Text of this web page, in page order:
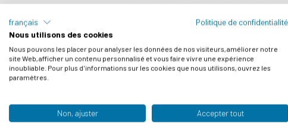
sous le charme de cet endroit. La route continue,
Posbank, qui est le point culminant de notre
Si vous souhaitez faire plus de kilomètres,
Jour 6:Arnhem - Ede
Aujourd'hui, vous longez le Rhin au pied des
visiter et pour déguster un café accompagné
emmène via les domaines de Duno et Hoog
apprendre sur la Bataille d’Arnhem (1944).
Vous parcourez le domaine vallonné et boisé de
français
Politique de confidentialité
Nous utilisons des cookies
Nous pouvons les placer pour analyser les données de nos visiteurs, améliorer notre
site Web, afficher un contenu personnalisé et vous faire vivre une expérience
inoubliable. Pour plus d'informations sur les cookies que nous utilisons, ouvrez les
paramètres.
Non, ajuster Accepter tout